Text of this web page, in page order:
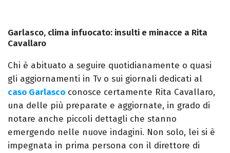
Garlasco, clima infuocato: insulti e minacce a Rita
Cavallaro
Chi è abituato a seguire quotidianamente o quasi
gli aggiornamenti in Tv o sui giornali dedicati al
caso Garlasco conosce certamente Rita Cavallaro,
una delle più preparate e aggiornate, in grado di
notare anche piccoli dettagli che stanno
emergendo nelle nuove indagini. Non solo, lei si è
impegnata in prima persona con il direttore di